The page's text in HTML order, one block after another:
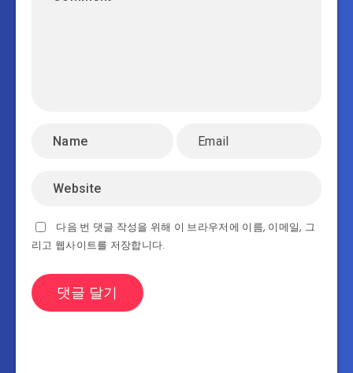
다음 번 댓글 작성을 위해 이 브라우저에 이름, 이메일, 그
리고 웹사이트를 저장합니다.